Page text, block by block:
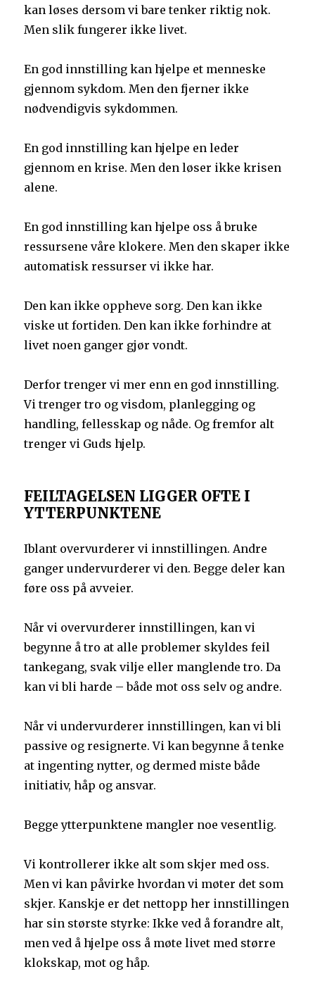
kan løses dersom vi bare tenker riktig nok.
Men slik fungerer ikke livet.
En god innstilling kan hjelpe et menneske
gjennom sykdom. Men den fjerner ikke
nødvendigvis sykdommen.
En god innstilling kan hjelpe en leder
gjennom en krise. Men den løser ikke krisen
alene.
En god innstilling kan hjelpe oss å bruke
ressursene våre klokere. Men den skaper ikke
automatisk ressurser vi ikke har.
Den kan ikke oppheve sorg. Den kan ikke
viske ut fortiden. Den kan ikke forhindre at
livet noen ganger gjør vondt.
Derfor trenger vi mer enn en god innstilling.
Vi trenger tro og visdom, planlegging og
handling, fellesskap og nåde. Og fremfor alt
trenger vi Guds hjelp.
FEILTAGELSEN LIGGER OFTE I
YTTERPUNKTENE
Iblant overvurderer vi innstillingen. Andre
ganger undervurderer vi den. Begge deler kan
føre oss på avveier.
Når vi overvurderer innstillingen, kan vi
begynne å tro at alle problemer skyldes feil
tankegang, svak vilje eller manglende tro. Da
kan vi bli harde – både mot oss selv og andre.
Når vi undervurderer innstillingen, kan vi bli
passive og resignerte. Vi kan begynne å tenke
at ingenting nytter, og dermed miste både
initiativ, håp og ansvar.
Begge ytterpunktene mangler noe vesentlig.
Vi kontrollerer ikke alt som skjer med oss.
Men vi kan påvirke hvordan vi møter det som
skjer. Kanskje er det nettopp her innstillingen
har sin største styrke: Ikke ved å forandre alt,
men ved å hjelpe oss å møte livet med større
klokskap, mot og håp.